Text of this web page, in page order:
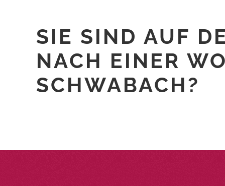
SIE SIND AUF
NACH EINER
SCHWABACH?